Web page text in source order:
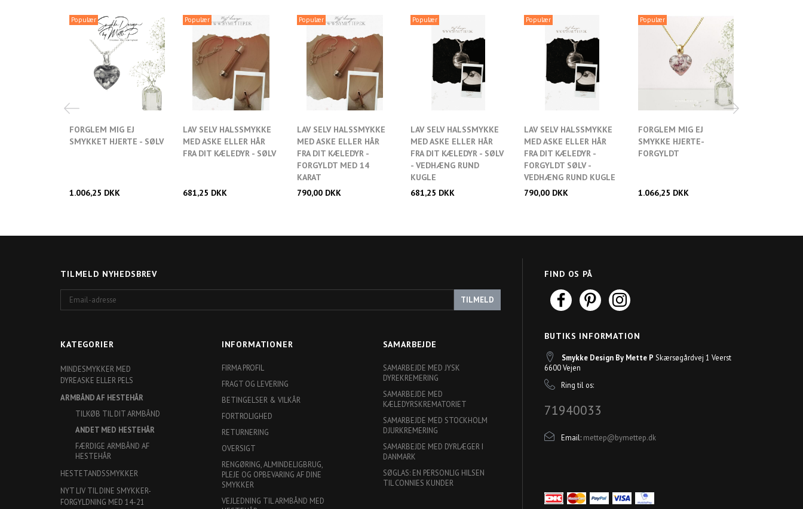
Populær
FORGLEM MIG EJ
SMYKKET HJERTE - SØLV
1.006,25 DKK
Populær
LAV SELV HALSSMYKKE
MED ASKE ELLER HÅR
FRA DIT KÆLEDYR - SØLV
681,25 DKK
Populær
LAV SELV HALSSMYKKE
MED ASKE ELLER HÅR
FRA DIT KÆLEDYR -
FORGYLDT MED 14
KARAT
790,00 DKK
Tilføj ønskeliste
Populær
LAV SELV HALSSMYKKE
MED ASKE ELLER HÅR
FRA DIT KÆLEDYR - SØLV
- VEDHÆNG RUND
KUGLE
681,25 DKK
Populær
LAV SELV HALSSMYKKE
MED ASKE ELLER HÅR
FRA DIT KÆLEDYR -
FORGYLDT SØLV -
VEDHÆNG RUND KUGLE
790,00 DKK
Populær
FORGLEM MIG EJ
SMYKKE HJERTE-
FORGYLDT
1.066,25 DKK
TILMELD NYHEDSBREV
adresse
TILMELD
KATEGORIER
MINDESMYKKER MED
DYREASKE ELLER PELS
ARMBÅND AF HESTEHÅR
TILKØB TIL DIT ARMBÅND
ANDET MED HESTEHÅR
FÆRDIGE ARMBÅND AF
HESTEHÅR
HESTETANDSSMYKKER
NYT LIV TIL DINE SMYKKER-
FORGYLDNING MED 14-21
INFORMATIONER
FIRMA PROFIL
FRAGT OG LEVERING
BETINGELSER & VILKÅR
FORTROLIGHED
RETURNERING
OVERSIGT
RENGØRING, ALMINDELIGBRUG,
PLEJE OG OPBEVARING AF DINE
SMYKKER
VEJLEDNING TIL ARMBÅND MED
SAMARBEJDE
SAMARBEJDE MED JYSK
DYREKREMERING
SAMARBEJDE MED
KÆLEDYRSKREMATORIET
SAMARBEJDE MED STOCKHOLM
DJURKREMERING
SAMARBEJDE MED DYRLÆGER I
DANMARK
SØGLAS: EN PERSONLIG HILSEN
TIL CONNIES KUNDER
FIND OS PÅ
BUTIKS INFORMATION
Smykke Design By Mette P Skærsøgårdvej 1 Veerst
6600 Vejen
Ring til os:
71940033
Email: mettep@bymettep.dk